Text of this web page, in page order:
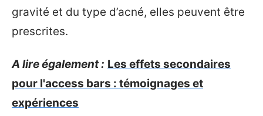
gravité et du type d’acné, elles peuvent être
prescrites.
A lire également : Les effets secondaires
pour l'access bars : témoignages et
expériences